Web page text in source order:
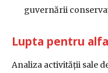
guvernării
Lupta pentru
Analiza activității sale